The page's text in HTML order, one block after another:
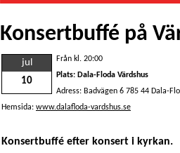
Konsertbuffé på
jul
10
Från kl. 20:00
Plats: Dala-Floda Värdshus
Adress: Badvägen 6 785 44 Dala-
Hemsida: www.dalafloda-vardshus.se
Konsertbuffé efter konsert i kyrkan.